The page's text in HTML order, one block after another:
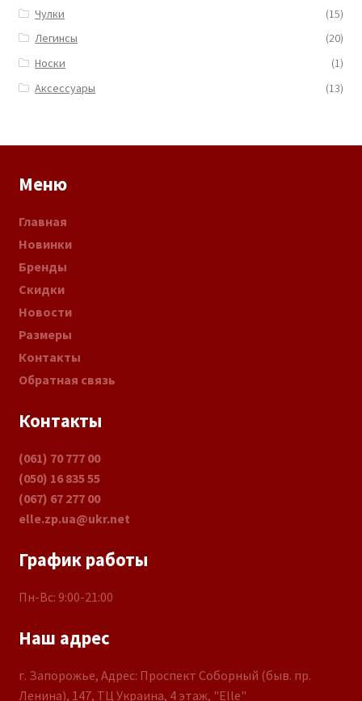
Чулки
(15)
Легинсы
(20)
Носки
(1)
Аксессуары
(13)
Меню
Главная
Новинки
Бренды
Скидки
Новости
Размеры
Контакты
Обратная связь
Контакты
(061) 70 777 00
(050) 16 835 55
(067) 67 277 00
elle.zp.ua@ukr.net
График работы
Пн-Вс: 9:00-21:00
Наш адрес
г. Запорожье, Адрес: Проспект Соборный (быв. пр.
Ленина), 147, ТЦ Украина, 4 этаж, "Elle"